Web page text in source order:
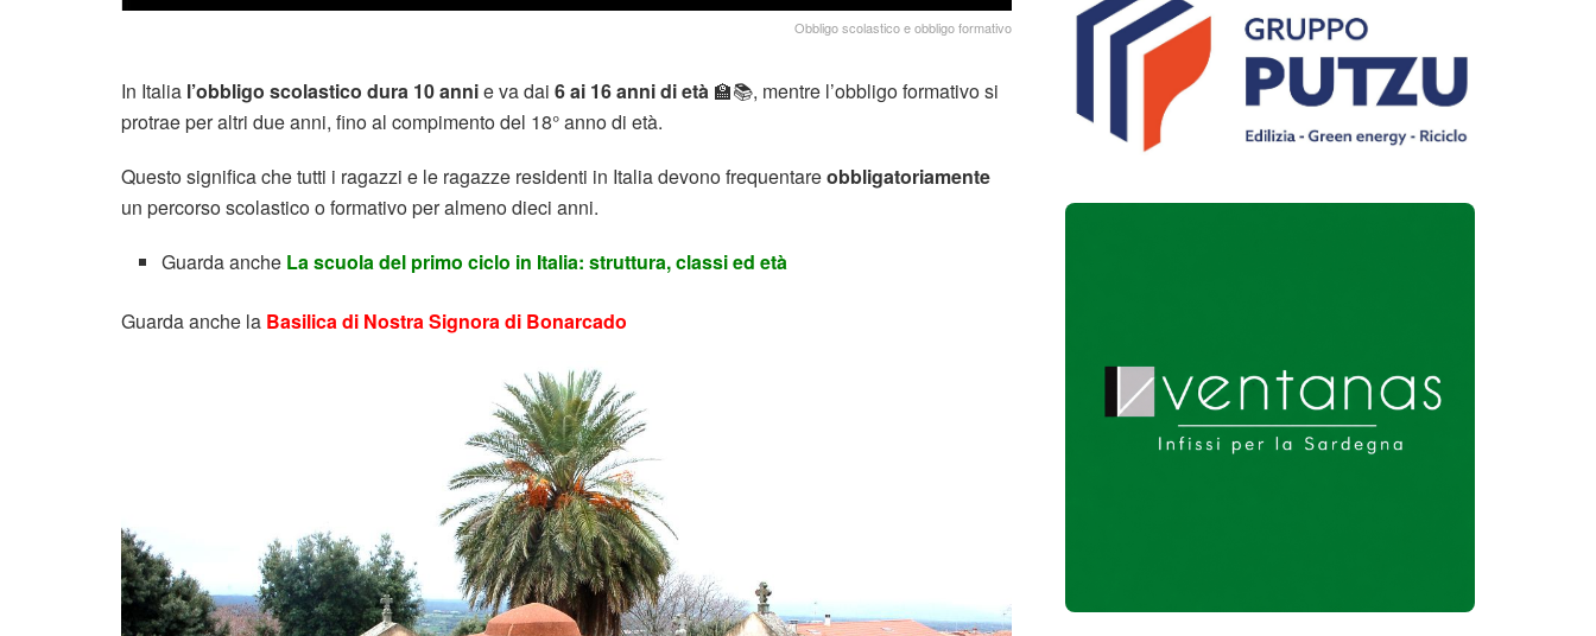
Obbligo scolastico e obbligo formativo
In Italia l’obbligo scolastico dura 10 annie va dai 6 ai 16 anni di età 🏫📚, mentre l’obbligo formativo si
protrae per altri due anni, fino al compimento del 18° anno di età.
Questo significa che tutti i ragazzi e le ragazze residenti in Italia devono frequentareobbligatoriamente
un percorso scolastico o formativo per almeno dieci anni.
Guarda anche La scuola del primo ciclo in Italia: struttura, classi ed età
Guarda anche la Basilica di Nostra Signora di Bonarcado